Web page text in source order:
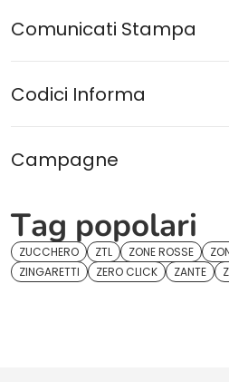
Comunicati Stampa
Codici Informa
Campagne
Tag popolari
ZUCCHERO ZTL ZONE ROSSE
ZINGARETTI
ZERO CLICK ZANTE